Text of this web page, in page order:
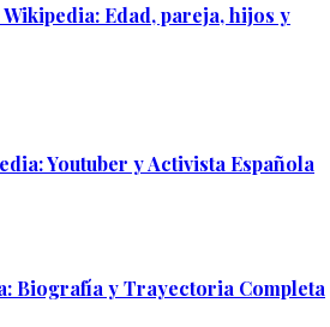
Edad, pareja, hijos y
Youtuber y Activista Española
Biografía y Trayectoria Completa